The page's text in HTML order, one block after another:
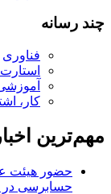
چند رسانه
فناوری
کار،
مهم‌ترین
حضور هیئت
حسابرسی در